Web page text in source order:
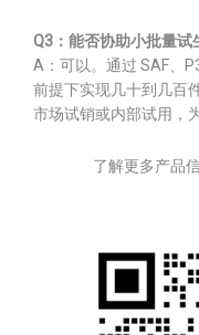
Q3：能否协助小批量试
A：可以。通过 SAF、
前提下实现几十到几百
市场试销或内部试用，
了解更多产品